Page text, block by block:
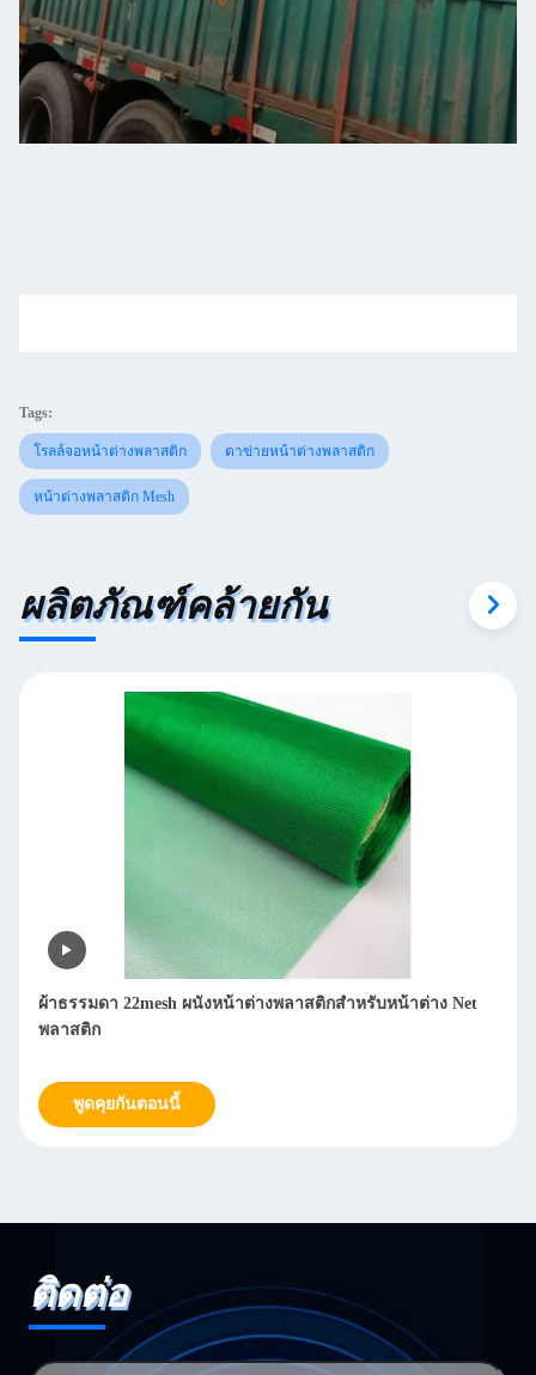
Tags:
โรลล์จอหน้าต่างพลาสติก ตาข่ายหน้าต่างพลาสติก
หน้าต่างพลาสติก Mesh
ผลิตภัณฑ์คล้ายกัน
ผ้าธรรมดา 22mesh ผนังหน้าต่างพลาสติกสําหรับหน้าต่าง Net
พลาสติก
พูดคุยกันตอนนี้
ติดต่อ